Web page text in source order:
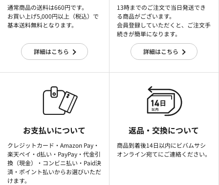
通常商品の送料は660円です。
お買い上げ5,000円以上（税込）で
基本送料無料となります。
詳細はこちら
13時までのご注文で当日発送でき
る商品がございます。
会員登録していただくと、ご注文手
続きが簡単になります。
詳細はこちら
お支払いについて
クレジットカード・Amazon Pay・
楽天ぺイ・d払い・PayPay・代金引
換（現金）・コンビニ払い・Paid決
済・ポイント払いからお選びいただ
けます。
返品・交換について
商品到着後14日以内にビバムサシ
オンライン宛てにご連絡ください。